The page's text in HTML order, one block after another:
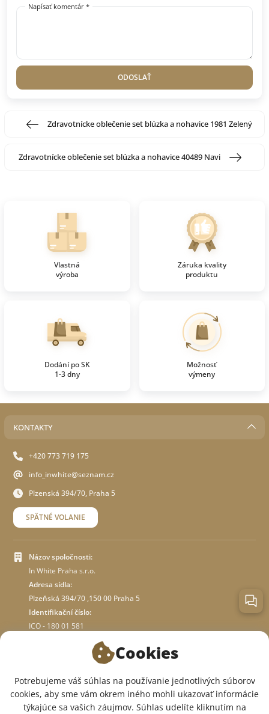
Napísať komentár *
ODOSLAŤ
Zdravotnícke oblečenie set blúzka a nohavice 1981 Zelený
Zdravotnícke oblečenie set blúzka a nohavice 40489 Navi
Vlastná
výroba
Záruka kvality
produktu
Dodání po SK
1-3 dny
Možnosť
výmeny
KONTAKTY
+420 773 719 175
info_inwhite@seznam.cz
Plzenská 394/70, Praha 5
SPÄTNÉ VOLANIE
Názov spoločnosti:
In White Praha s.r.o.
Adresa sídla:
Plzeňská 394/70 ,150 00 Praha 5
Identifikační číslo:
ICO - 180 01 581
O OBCHODE
SME V SOCIÁLNYCH SIEŤACH:
Cookies
Potrebujeme váš súhlas na používanie jednotlivých súborov
cookies, aby sme vám okrem iného mohli ukazovať informácie
týkajúce sa vašich záujmov. Súhlas udelíte kliknutím na